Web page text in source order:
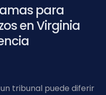
para
en Virginia
un tribunal puede diferir